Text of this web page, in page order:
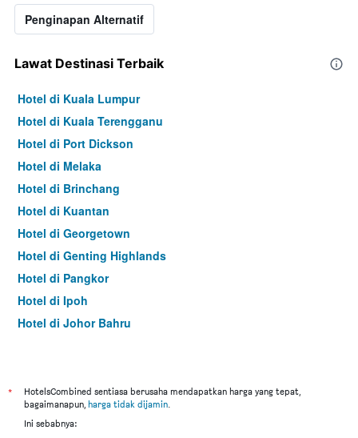
Penginapan Alternatif
Lawat Destinasi Terbaik
Hotel di Kuala Lumpur
Hotel di Kuala Terengganu
Hotel di Port Dickson
Hotel di Melaka
Hotel di Brinchang
Hotel di Kuantan
Hotel di Georgetown
Hotel di Genting Highlands
Hotel di Pangkor
Hotel di Ipoh
Hotel di Johor Bahru
Hotel di Kuching
Hotel di Tokyo
*
HotelsCombined sentiasa berusaha mendapatkan harga yang tepat,
bagaimanapun, harga tidak dijamin.
Ini sebabnya: